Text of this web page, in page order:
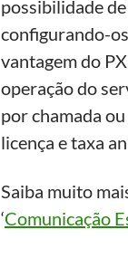
possibilidade
configurando-
vantagem do
operação do
por chamada
licença e taxa
Saiba muito
‘Comunicação